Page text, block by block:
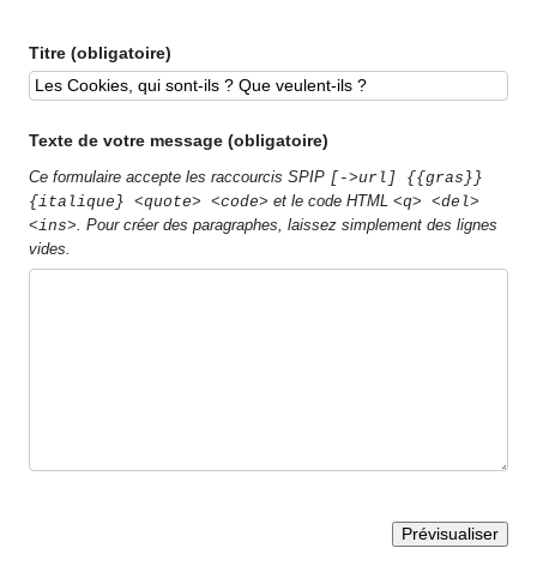
Titre (obligatoire)
Texte de votre message (obligatoire)
Ce formulaire accepte les raccourcis SPIP [->url] {{gras}}
{italique} <quote> <code> et le code HTML<q> <del>
<ins>. Pour créer des paragraphes, laissez simplement des lignes
vides.